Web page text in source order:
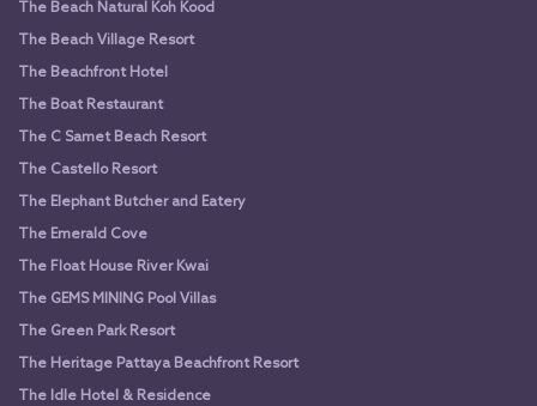
The Beach Natural Koh Kood
The Beach Village Resort
The Beachfront Hotel
The Boat Restaurant
The C Samet Beach Resort
The Castello Resort
The Elephant Butcher and Eatery
The Emerald Cove
The Float House River Kwai
The GEMS MINING Pool Villas
The Green Park Resort
The Heritage Pattaya Beachfront Resort
The Idle Hotel & Residence